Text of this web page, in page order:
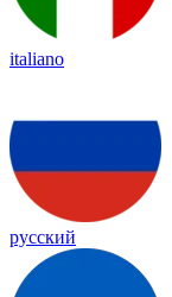
italiano
русский